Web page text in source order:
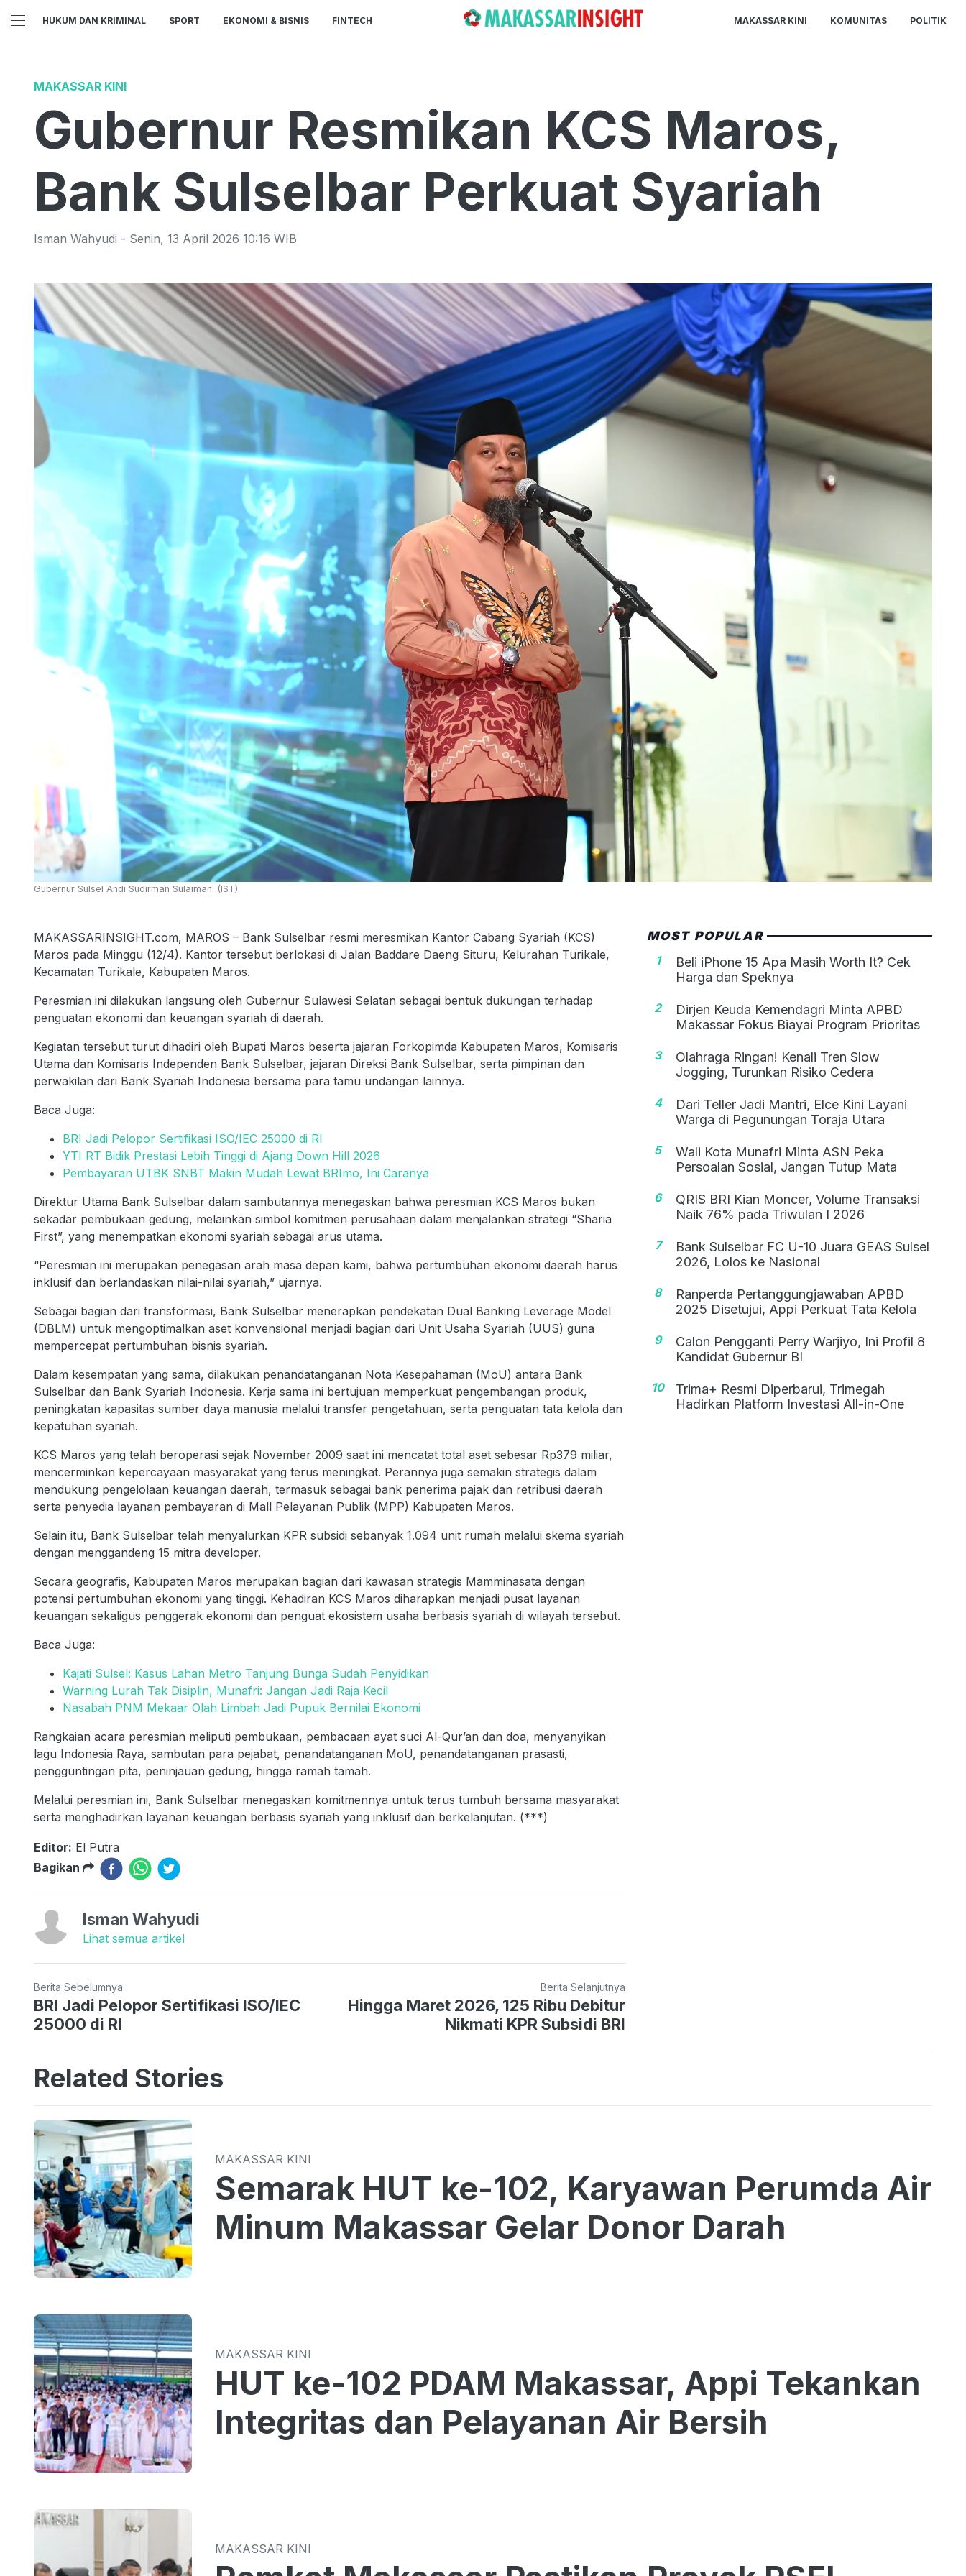
HUKUM DAN KRIMINAL SPORT EKONOMI & BISNIS FINTECH MAKASSAR KINI KOMUNITAS POLITIK
MAKASSAR KINI
Gubernur Resmikan KCS Maros,
Bank Sulselbar Perkuat Syariah
Isman Wahyudi - Senin, 13 April 2026 10:16 WIB
Gubernur Sulsel Andi Sudirman Sulaiman. (IST)
MAKASSARINSIGHT.com, MAROS – Bank Sulselbar resmi meresmikan Kantor Cabang Syariah (KCS)
Maros pada Minggu (12/4). Kantor tersebut berlokasi di Jalan Baddare Daeng Situru, Kelurahan Turikale,
Kecamatan Turikale, Kabupaten Maros.
Peresmian ini dilakukan langsung oleh Gubernur Sulawesi Selatan sebagai bentuk dukungan terhadap
penguatan ekonomi dan keuangan syariah di daerah.
Kegiatan tersebut turut dihadiri oleh Bupati Maros beserta jajaran Forkopimda Kabupaten Maros, Komisaris
Utama dan Komisaris Independen Bank Sulselbar, jajaran Direksi Bank Sulselbar, serta pimpinan dan
perwakilan dari Bank Syariah Indonesia bersama para tamu undangan lainnya.
Baca Juga:
BRI Jadi Pelopor Sertifikasi ISO/IEC 25000 di RI
YTI RT Bidik Prestasi Lebih Tinggi di Ajang Down Hill 2026
Pembayaran UTBK SNBT Makin Mudah Lewat BRImo, Ini Caranya
Direktur Utama Bank Sulselbar dalam sambutannya menegaskan bahwa peresmian KCS Maros bukan
sekadar pembukaan gedung, melainkan simbol komitmen perusahaan dalam menjalankan strategi “Sharia
First”, yang menempatkan ekonomi syariah sebagai arus utama.
“Peresmian ini merupakan penegasan arah masa depan kami, bahwa pertumbuhan ekonomi daerah harus
inklusif dan berlandaskan nilai-nilai syariah,” ujarnya.
Sebagai bagian dari transformasi, Bank Sulselbar menerapkan pendekatan Dual Banking Leverage Model
(DBLM) untuk mengoptimalkan aset konvensional menjadi bagian dari Unit Usaha Syariah (UUS) guna
mempercepat pertumbuhan bisnis syariah.
Dalam kesempatan yang sama, dilakukan penandatanganan Nota Kesepahaman (MoU) antara Bank
Sulselbar dan Bank Syariah Indonesia. Kerja sama ini bertujuan memperkuat pengembangan produk,
peningkatan kapasitas sumber daya manusia melalui transfer pengetahuan, serta penguatan tata kelola dan
kepatuhan syariah.
KCS Maros yang telah beroperasi sejak November 2009 saat ini mencatat total aset sebesar Rp379 miliar,
mencerminkan kepercayaan masyarakat yang terus meningkat. Perannya juga semakin strategis dalam
mendukung pengelolaan keuangan daerah, termasuk sebagai bank penerima pajak dan retribusi daerah
serta penyedia layanan pembayaran di Mall Pelayanan Publik (MPP) Kabupaten Maros.
Selain itu, Bank Sulselbar telah menyalurkan KPR subsidi sebanyak 1.094 unit rumah melalui skema syariah
dengan menggandeng 15 mitra developer.
Secara geografis, Kabupaten Maros merupakan bagian dari kawasan strategis Mamminasata dengan
potensi pertumbuhan ekonomi yang tinggi. Kehadiran KCS Maros diharapkan menjadi pusat layanan
keuangan sekaligus penggerak ekonomi dan penguat ekosistem usaha berbasis syariah di wilayah tersebut.
Baca Juga:
Kajati Sulsel: Kasus Lahan Metro Tanjung Bunga Sudah Penyidikan
Warning Lurah Tak Disiplin, Munafri: Jangan Jadi Raja Kecil
Nasabah PNM Mekaar Olah Limbah Jadi Pupuk Bernilai Ekonomi
Rangkaian acara peresmian meliputi pembukaan, pembacaan ayat suci Al-Qur’an dan doa, menyanyikan
lagu Indonesia Raya, sambutan para pejabat, penandatanganan MoU, penandatanganan prasasti,
pengguntingan pita, peninjauan gedung, hingga ramah tamah.
Melalui peresmian ini, Bank Sulselbar menegaskan komitmennya untuk terus tumbuh bersama masyarakat
serta menghadirkan layanan keuangan berbasis syariah yang inklusif dan berkelanjutan. (***)
Editor: El Putra
Bagikan
Isman Wahyudi
Lihat semua artikel
Berita Sebelumnya
BRI Jadi Pelopor Sertifikasi ISO/IEC
25000 di RI
Berita Selanjutnya
Hingga Maret 2026, 125 Ribu Debitur
Nikmati KPR Subsidi BRI
MOST POPULAR
1
Beli iPhone 15 Apa Masih Worth It? Cek
Harga dan Speknya
2
Dirjen Keuda Kemendagri Minta APBD
Makassar Fokus Biayai Program Prioritas
3
Olahraga Ringan! Kenali Tren Slow
Jogging, Turunkan Risiko Cedera
4
Dari Teller Jadi Mantri, Elce Kini Layani
Warga di Pegunungan Toraja Utara
5
Wali Kota Munafri Minta ASN Peka
Persoalan Sosial, Jangan Tutup Mata
6
QRIS BRI Kian Moncer, Volume Transaksi
Naik 76% pada Triwulan I 2026
7
Bank Sulselbar FC U-10 Juara GEAS Sulsel
2026, Lolos ke Nasional
8
Ranperda Pertanggungjawaban APBD
2025 Disetujui, Appi Perkuat Tata Kelola
9
Calon Pengganti Perry Warjiyo, Ini Profil 8
Kandidat Gubernur BI
10
Trima+ Resmi Diperbarui, Trimegah
Hadirkan Platform Investasi All-in-One
Related Stories
MAKASSAR KINI
Semarak HUT ke-102, Karyawan Perumda Air
Minum Makassar Gelar Donor Darah
MAKASSAR KINI
HUT ke-102 PDAM Makassar, Appi Tekankan
Integritas dan Pelayanan Air Bersih
MAKASSAR KINI